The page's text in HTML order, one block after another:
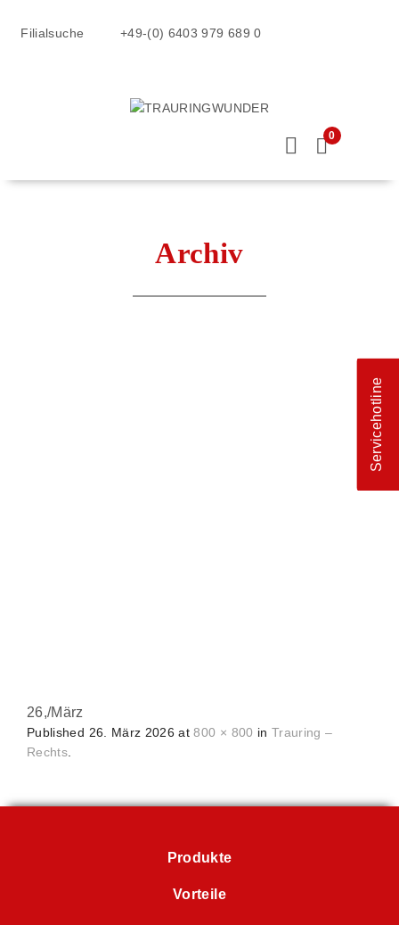
Filialsuche +49-(0) 6403 979 689 0
0
Archiv
26,/März
Published 26. März 2026 at800 × 800 inTrauring –
Rechts.
Produkte
Vorteile
Servicehotline